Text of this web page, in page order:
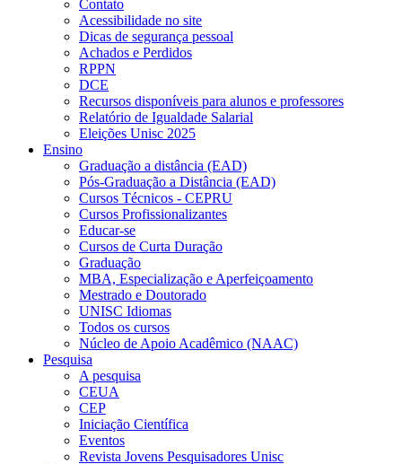
Contato
Acessibilidade no site
Dicas de segurança pessoal
Achados e Perdidos
RPPN
DCE
Recursos disponíveis para alunos e professores
Relatório de Igualdade Salarial
Eleições Unisc 2025
Ensino
Graduação a distância (EAD)
Pós-Graduação a Distância (EAD)
Cursos Técnicos - CEPRU
Cursos Profissionalizantes
Educar-se
Cursos de Curta Duração
Graduação
MBA, Especialização e Aperfeiçoamento
Mestrado e Doutorado
UNISC Idiomas
Todos os cursos
Núcleo de Apoio Acadêmico (NAAC)
Pesquisa
A pesquisa
CEUA
CEP
Iniciação Científica
Eventos
Revista Jovens Pesquisadores Unisc